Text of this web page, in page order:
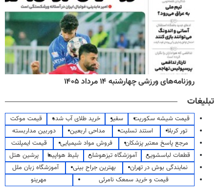
روزنامه‌های ورزشی چهارشنبه ۱۴ مرداد ۱۴۰۵
تبلیغات
قیمت شیشه سکوریت سفیر خرید طلای آب شده
قیمت موکت
تور کربلا
استند تسلیت مداحی اربعین
دوربین مداربسته
مرجع پاسخ معتبر پزشکان
فروش مواد شیمیایی
قیمت ایمپلنت
قطعات لباسشویی
آموزشگاه تیزهوشان بلیط هواپیما
پرشین هتل
نمایندگی بوش در تهران
بهترین جراح بینی
آموزشگاه زبان ملل
قیمت و خرید سمعک نامرئی
مهرینو